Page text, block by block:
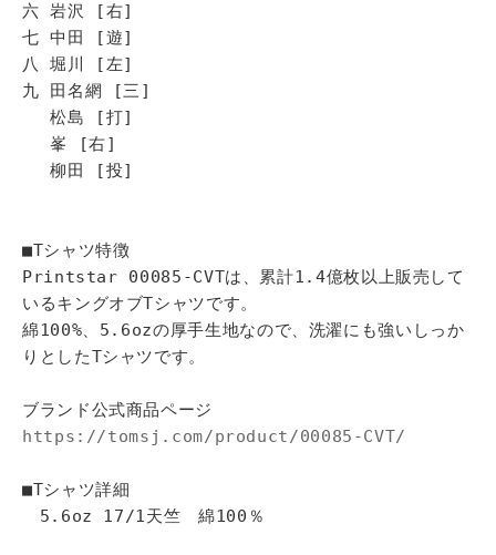
六 岩沢 [右]
七 中田 [遊]
八 堀川 [左]
九 田名網 [三]
松島 [打]
峯 [右]
柳田 [投]
■Tシャツ特徴
Printstar 00085-CVTは、累計1.4億枚以上販売して
いるキングオブTシャツです。
綿100%、5.6ozの厚手生地なので、洗濯にも強いしっか
りとしたTシャツです。
ブランド公式商品ページ
https://tomsj.com/product/00085-CVT/
■Tシャツ詳細
5.6oz 17/1天竺 綿100％